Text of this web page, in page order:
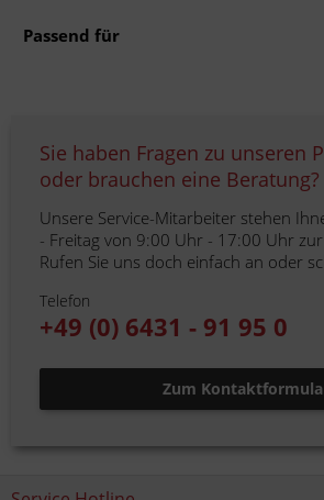
Passend für
Sie haben Fragen zu unseren
oder brauchen eine Beratung?
Unsere Service-Mitarbeiter stehen
- Freitag von 9:00 Uhr - 17:00 Uhr
Rufen Sie uns doch einfach an oder
Telefon
+49 (0) 6431 - 91 95 0
Zum